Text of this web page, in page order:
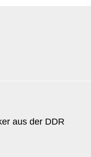
aus der DDR